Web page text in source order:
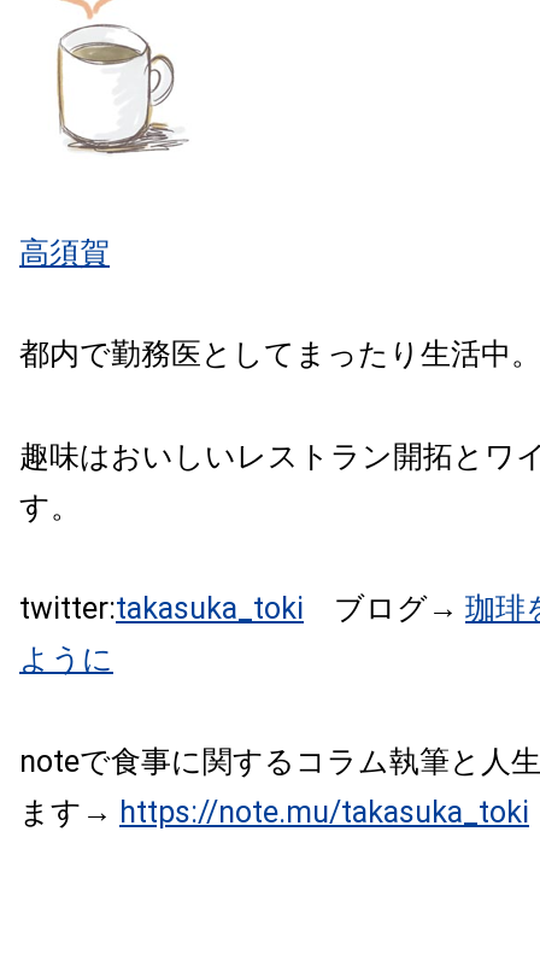
高須賀
都内で勤務医としてまったり生活中。
趣味はおいしいレストラン開拓とワ
す。
twitter:takasuka_toki ブログ→ 珈琲
ように
noteで食事に関するコラム執筆と人
ます→ https://note.mu/takasuka_toki